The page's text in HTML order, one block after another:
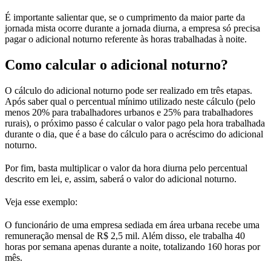
É importante salientar que, se o cumprimento da maior parte da
jornada mista ocorre durante a jornada diurna, a empresa só precisa
pagar o adicional noturno referente às horas trabalhadas à noite.
Como calcular o adicional noturno?
O cálculo do adicional noturno pode ser realizado em três etapas.
Após saber qual o percentual mínimo utilizado neste cálculo (pelo
menos 20% para trabalhadores urbanos e 25% para trabalhadores
rurais), o próximo passo é calcular o valor pago pela hora trabalhada
durante o dia, que é a base do cálculo para o acréscimo do adicional
noturno.
Por fim, basta multiplicar o valor da hora diurna pelo percentual
descrito em lei, e, assim, saberá o valor do adicional noturno.
Veja esse exemplo:
O funcionário de uma empresa sediada em área urbana recebe uma
remuneração mensal de R$ 2,5 mil. Além disso, ele trabalha 40
horas por semana apenas durante a noite, totalizando 160 horas por
mês.